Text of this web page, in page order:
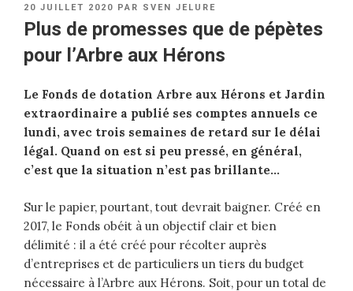
PUBLIÉ
LE
20 JUILLET 2020 PAR SVEN JELURE
Plus de promesses que de pépètes
pour l’Arbre aux Hérons
Le Fonds de dotation Arbre aux Hérons et Jardin
extraordinaire a publié ses comptes annuels ce
lundi, avec trois semaines de retard sur le délai
légal. Quand on est si peu pressé, en général,
c’est que la situation n’est pas brillante…
Sur le papier, pourtant, tout devrait baigner. Créé en
2017, le Fonds obéit à un objectif clair et bien
délimité : il a été créé pour récolter auprès
d’entreprises et de particuliers un tiers du budget
nécessaire à l’Arbre aux Hérons. Soit, pour un total de